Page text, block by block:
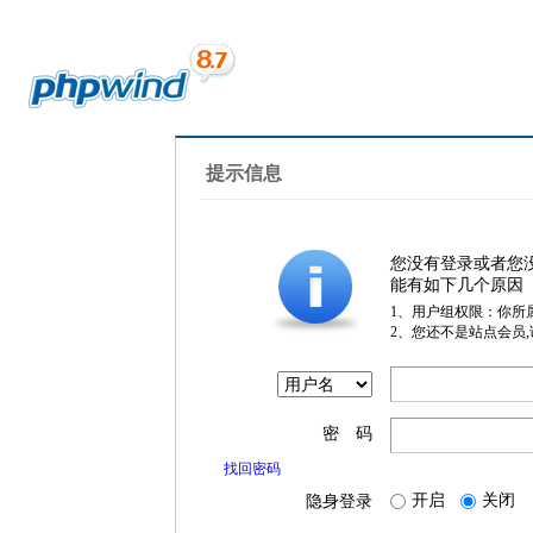
提示信息
您没有登录或者您
能有如下几个原因
1、用户组权限：你所
2、您还不是站点会员
密 码
找回密码
隐身登录 开启 关闭